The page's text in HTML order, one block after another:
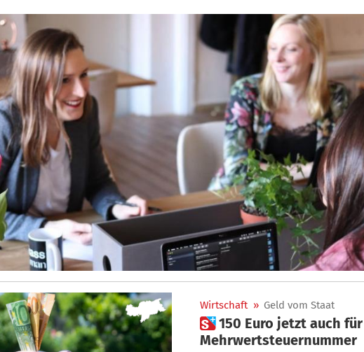
Wirtschaft » Geld vom Staat
 150 Euro jetzt auch für Selbstständige ohne
Mehrwertsteuernummer